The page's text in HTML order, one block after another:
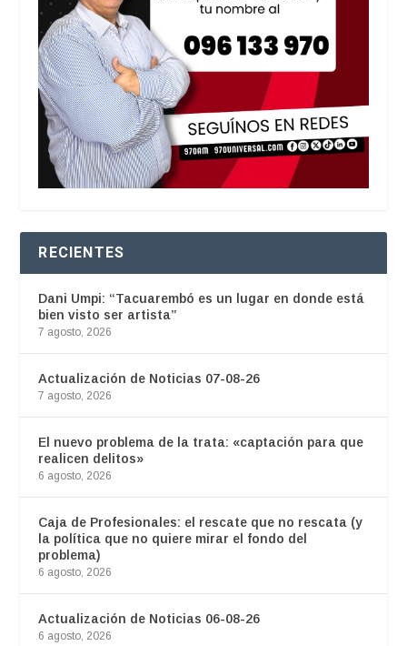
RECIENTES
Dani Umpi: “Tacuarembó es un lugar en donde está
bien visto ser artista”
7 agosto, 2026
Actualización de Noticias 07-08-26
7 agosto, 2026
El nuevo problema de la trata: «captación para que
realicen delitos»
6 agosto, 2026
Caja de Profesionales: el rescate que no rescata (y
la política que no quiere mirar el fondo del
problema)
6 agosto, 2026
Actualización de Noticias 06-08-26
6 agosto, 2026